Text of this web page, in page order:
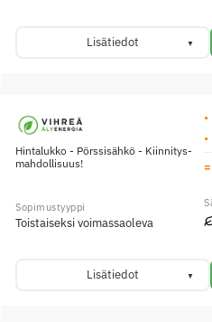
Lisätiedot
Hintalukko - Pörssisähkö - Kiinnitys­
mahdollisuus!
Toistaiseksi voimassaoleva
Lisätiedot